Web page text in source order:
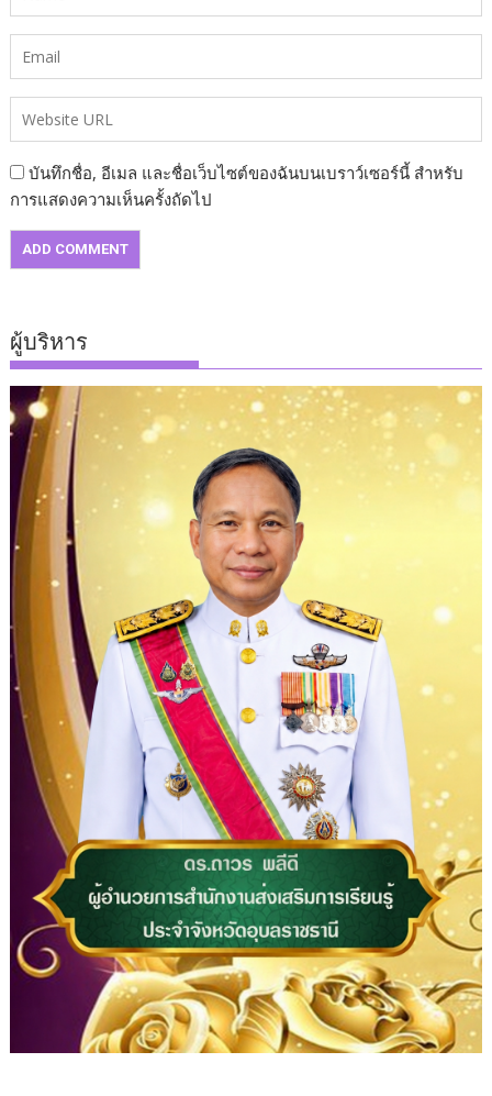
บันทึกชื่อ, อีเมล และชื่อเว็บไซต์ของฉันบนเบราว์เซอร์นี้ สำหรับ
การแสดงความเห็นครั้งถัดไป
ผู้บริหาร